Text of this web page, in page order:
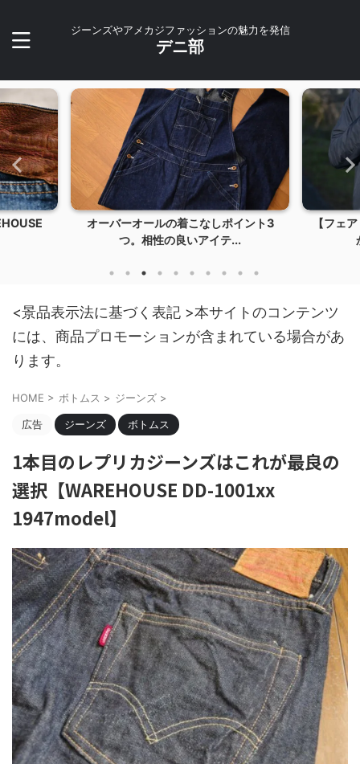
ジーンズやアメカジファッションの魅力を発信
デニ部
ント3
【フェアリーノヴァ2】薄くて軽くて暖
かい！冬のアウター...
【2022
<景品表示法に基づく表記 >本サイトのコンテンツ
には、商品プロモーションが含まれている場合があ
ります。
HOME > ボトムス > ジーンズ >
広告 ジーンズ ボトムス
1本目のレプリカジーンズはこれが最良の
選択【WAREHOUSE DD-1001xx
1947model】